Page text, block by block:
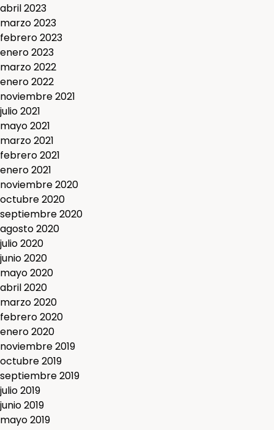
abril 2023
marzo 2023
febrero 2023
enero 2023
marzo 2022
enero 2022
noviembre 2021
julio 2021
mayo 2021
marzo 2021
febrero 2021
enero 2021
noviembre 2020
octubre 2020
septiembre 2020
agosto 2020
julio 2020
junio 2020
mayo 2020
abril 2020
marzo 2020
febrero 2020
enero 2020
noviembre 2019
octubre 2019
septiembre 2019
julio 2019
junio 2019
mayo 2019